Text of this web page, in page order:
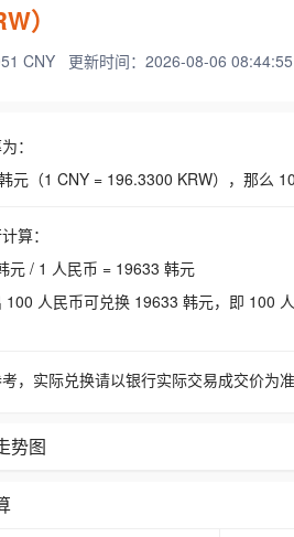
）
CNY 更新时间：2026-08-06 08:44:55
：
元（1 CNY = 196.3300 KRW），那么
算：
元 / 1 人民币 = 19633 韩元
100 人民币可兑换 19633 韩元，即 100
，实际兑换请以银行实际交易成交价为准
势图